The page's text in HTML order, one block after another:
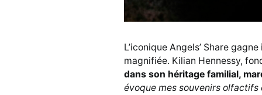
L’iconique Angels’ Share
magnifiée. Kilian Hennessy,
dans son héritage familial,
évoque mes souvenirs olfactifs